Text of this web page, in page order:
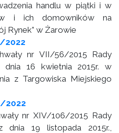
handlu w piątki i w
i ich domowników na
Rynek” w Żarowie
2022
nr VII/56/2015 Rady
16 kwietnia 2015r. w
z Targowiska Miejskiego
2022
nr XIV/106/2015 Rady
19 listopada 2015r.,